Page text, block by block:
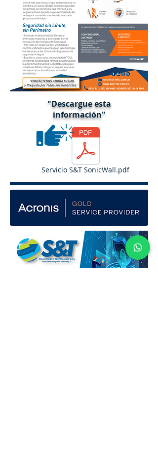
"Descargueesta
información"
Servicio S&T SonicWall.pdf